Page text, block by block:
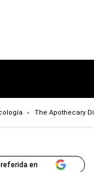
The Apothecary
en